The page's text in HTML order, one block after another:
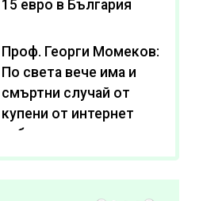
15 евро в България
Проф. Георги Момеков:
По света вече има и
смъртни случай от
купени от интернет
субстанции за
отслабване